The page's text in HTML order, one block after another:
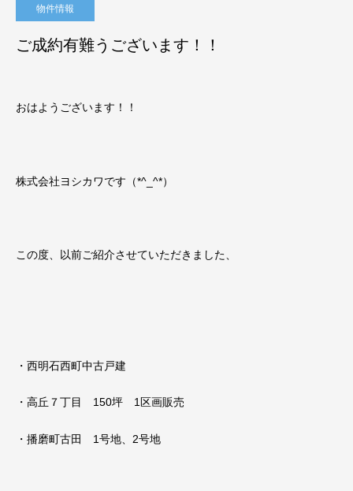
物件情報
ご成約有難うございます！！
おはようございます！！
株式会社ヨシカワです（*^_^*）
この度、以前ご紹介させていただきました、
・西明石西町中古戸建
・高丘７丁目 150坪 1区画販売
・播磨町古田 1号地、2号地